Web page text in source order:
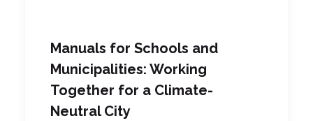
Manuals for Schools and
Municipalities: Working
Together for a Climate-
Neutral City